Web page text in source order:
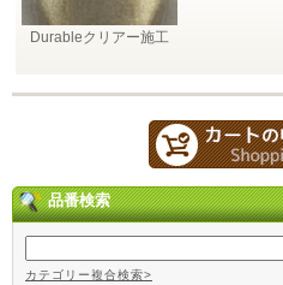
Durableクリアー施工
品番検索
カテゴリー複合検索>